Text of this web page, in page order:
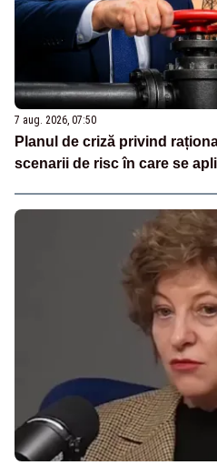
7 aug. 2026, 07:50
Planul de criză privind
scenarii de risc în care se